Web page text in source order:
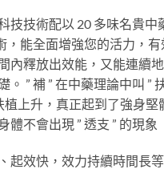
技技術配以 20 多味名貴中
，能全面增強您的活力，
內釋放出效能，又能連續
。 ” 補 ” 在中藥理論中叫 ”
植上升，真正起到了強身堅
體不會出現 ” 透支 ” 的現象
起效快，效力持續時間長